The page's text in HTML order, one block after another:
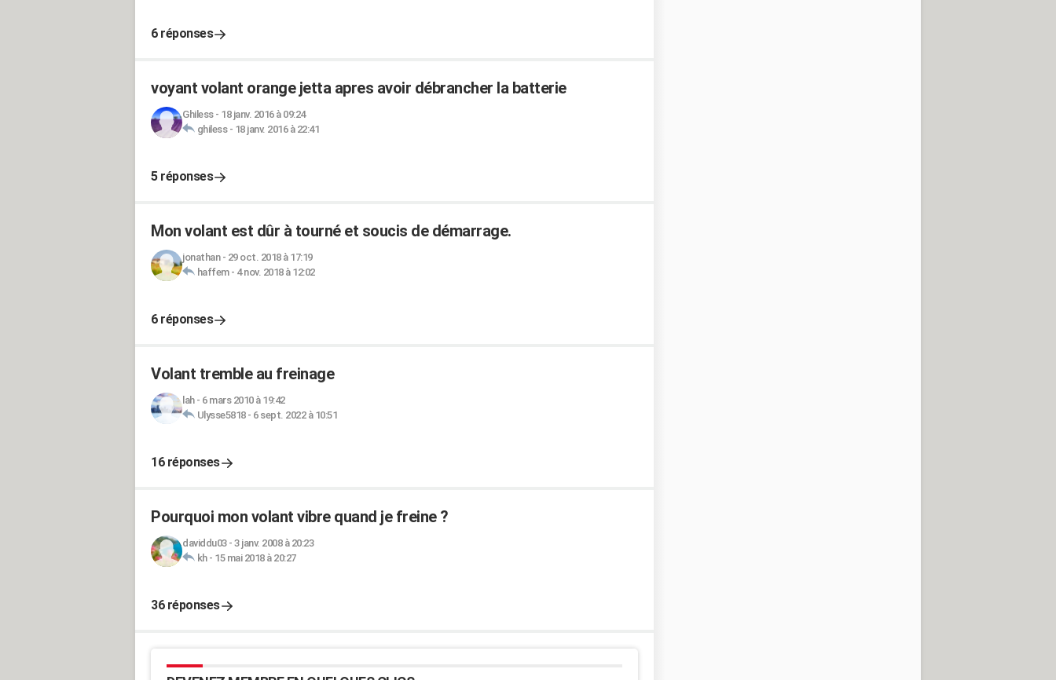
6 réponses
voyant volant orange jetta apres avoir débrancher la batterie
Ghiless- 18 janv. 2016 à 09:24
ghiless- 18 janv. 2016 à 22:41
5 réponses
Mon volant est dûr à tourné et soucis de démarrage.
jonathan- 29 oct. 2018 à 17:19
haffem- 4 nov. 2018 à 12:02
6 réponses
Volant tremble au freinage
lah- 6 mars 2010 à 19:42
Ulysse5818- 6 sept. 2022 à 10:51
16 réponses
Pourquoi mon volant vibre quand je freine ?
daviddu03- 3 janv. 2008 à 20:23
kh- 15 mai 2018 à 20:27
36 réponses